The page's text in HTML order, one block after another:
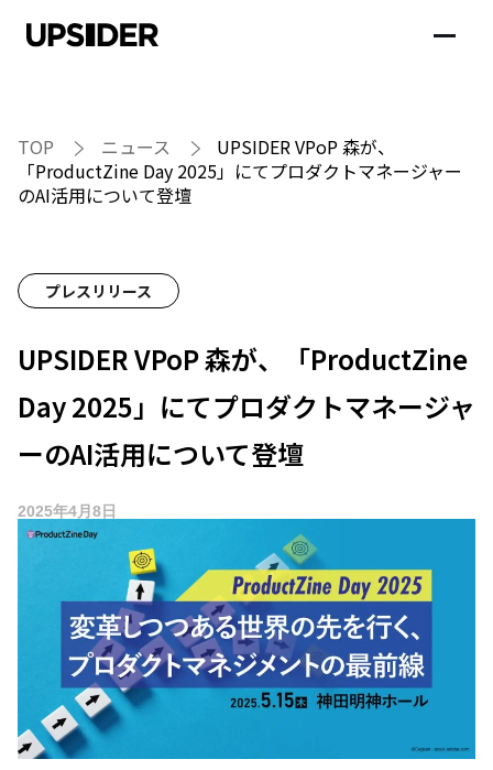
TOP ニュース
UPSIDER VPoP 森が、
「ProductZine Day 2025」にてプロダクトマネージャー
のAI活用について登壇
プレスリリース
UPSIDER VPoP 森が、「ProductZine
Day 2025」にてプロダクトマネージャ
ーのAI活用について登壇
2025年4月8日